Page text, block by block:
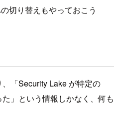
切り替えもやっておこう
「Security Lake が特定の
」という情報しかなく、何も